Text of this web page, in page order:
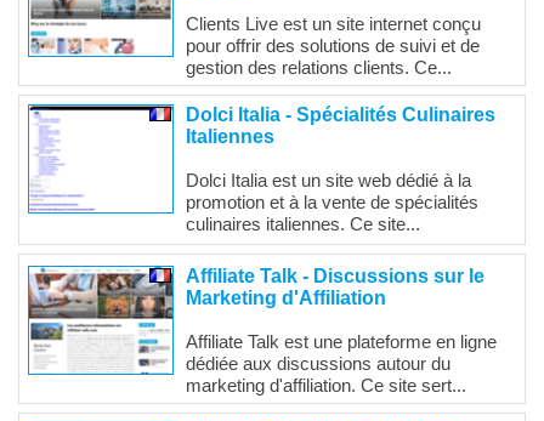
Clients Live est un site internet conçu
pour offrir des solutions de suivi et de
gestion des relations clients. Ce...
Dolci Italia - Spécialités Culinaires
Italiennes
Dolci Italia est un site web dédié à la
promotion et à la vente de spécialités
culinaires italiennes. Ce site...
Affiliate Talk - Discussions sur le
Marketing d'Affiliation
Affiliate Talk est une plateforme en ligne
dédiée aux discussions autour du
marketing d'affiliation. Ce site sert...